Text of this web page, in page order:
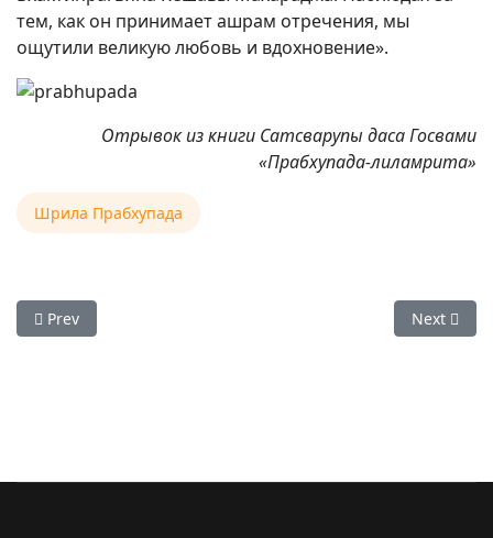
тем, как он принимает ашрам отречения, мы
ощутили великую любовь и вдохновение».
Отрывок из книги Сатсварупы даса Госвами
«Прабхупада-лиламрита»
Шрила Прабхупада
Previous article: 13 сентября 2025 — годовщина
Prev Next
Next